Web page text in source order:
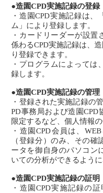
●造園CPD実施記録の登録
・造園CPD実施記録は
ム」により登録します。
・カードリーダーが設置
係わるCPD実施記録は、
り登録できます。
・プログラムによっては
録します。
●造園CPD実施記録の管理
・登録された実施記録の
PD事務局および造園
限定するなど、個人情報
・造園CPD会員は、
（登録分）のみ、その
ータを御自身のパソコン
いての分析ができるように
●造園CPD実施記録の証明
・造園CPD実施記録の